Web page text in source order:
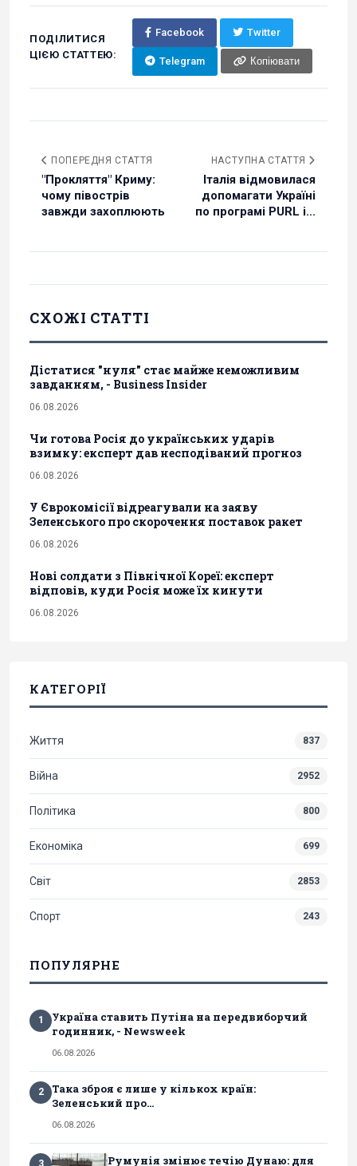
ПОДІЛИТИСЯ
ЦІЄЮ СТАТТЕЮ:
Facebook Twitter
Telegram Копіювати
ПОПЕРЕДНЯ СТАТТЯ
"Прокляття" Криму:
чому півострів
завжди захоплюють
НАСТУПНА СТАТТЯ
Італія відмовилася
допомагати Україні
по програмі PURL і...
СХОЖІ СТАТТІ
Дістатися "нуля" стає майже неможливим
завданням, - Business Insider
06.08.2026
Чи готова Росія до українських ударів
взимку: експерт дав несподіваний прогноз
06.08.2026
У Єврокомісії відреагували на заяву
Зеленського про скорочення поставок ракет
06.08.2026
Нові солдати з Північної Кореї: експерт
відповів, куди Росія може їх кинути
06.08.2026
КАТЕГОРІЇ
Життя 837
Війна 2952
Політика 800
Економіка 699
Світ 2853
Спорт 243
ПОПУЛЯРНЕ
1
Україна ставить Путіна на передвиборчий
годинник, - Newsweek
06.08.2026
2
Така зброя є лише у кількох країн:
Зеленський про...
06.08.2026
Румунія змінює течію Дунаю: для